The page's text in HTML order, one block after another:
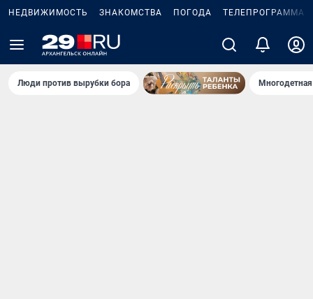
НЕДВИЖИМОСТЬ ЗНАКОМСТВА ПОГОДА ТЕЛЕПРОГРАММА
Люди против вырубки бора